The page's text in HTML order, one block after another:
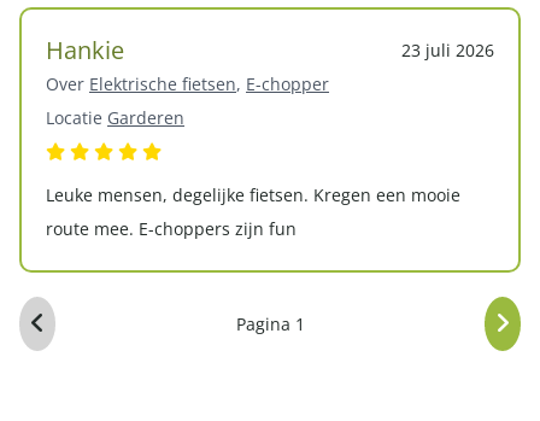
Hankie
23 juli 2026
Over Elektrische fietsen, E-chopper
Locatie Garderen
Leuke mensen, degelijke fietsen. Kregen een mooie
route mee. E-choppers zijn fun
Pagina 1